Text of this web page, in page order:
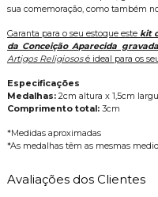
sua comemoração, como também
Garanta para o seu estoque este kit
da Conceição Aparecida
Artigos Religiososé ideal para os
Especificações
Medalhas:2cm altura x 1,5cm
Comprimento total:3cm
*Medidas aproximadas
*As medalhas têm as mesmas
Avaliações dos Clientes